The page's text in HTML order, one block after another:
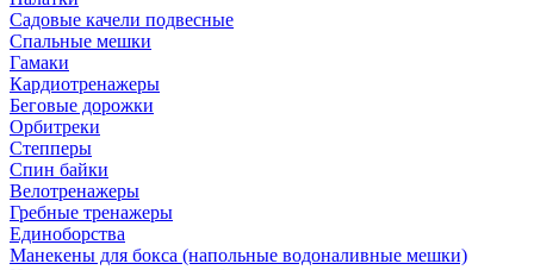
Садовые качели подвесные
Спальные мешки
Гамаки
Кардиотренажеры
Беговые дорожки
Орбитреки
Степперы
Спин байки
Велотренажеры
Гребные тренажеры
Единоборства
Манекены для бокса (напольные водоналивные мешки)